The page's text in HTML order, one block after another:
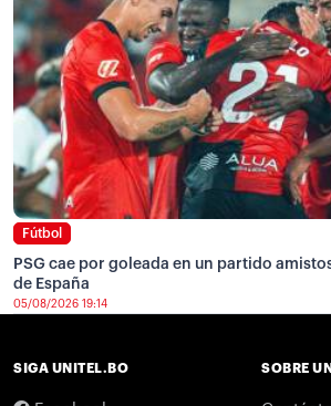
Fútbol
PSG cae por goleada en un partido
de España
05/08/2026 19:14
SIGA UNITEL.BO SOBRE